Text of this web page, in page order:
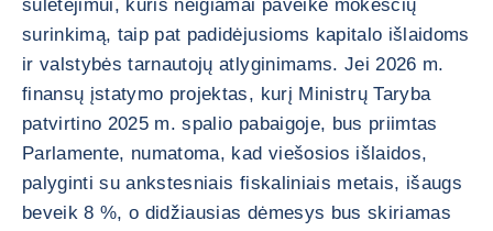
sulėtėjimui, kuris neigiamai paveikė mokesčių
surinkimą, taip pat padidėjusioms kapitalo išlaidoms
ir valstybės tarnautojų atlyginimams. Jei 2026 m.
finansų įstatymo projektas, kurį Ministrų Taryba
patvirtino 2025 m. spalio pabaigoje, bus priimtas
Parlamente, numatoma, kad viešosios išlaidos,
palyginti su ankstesniais fiskaliniais metais, išaugs
beveik 8 %, o didžiausias dėmesys bus skiriamas